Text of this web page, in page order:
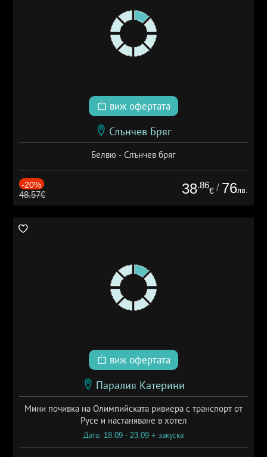
виж офертата
Слънчев Бряг
Белвю - Слънчев бряг
-20%
48.57€ 38.86
€ / 76лв.
виж офертата
Паралия Катерини
Мини почивка на Олимпийската ривиера с транспорт от
Русе и настаняване в хотел
Дата: 18.09 - 23.09 + закуска